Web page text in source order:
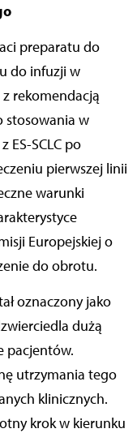
preparatu do
do infuzji w
rekomendacją
stosowania w
ES-SCLC po
pierwszej linii
warunki
Europejskiej o
do obrotu.
oznaczony jako
dużą
pacjentów.
utrzymania tego
klinicznych.
krok w kierunku